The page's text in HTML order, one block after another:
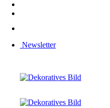
Newsletter